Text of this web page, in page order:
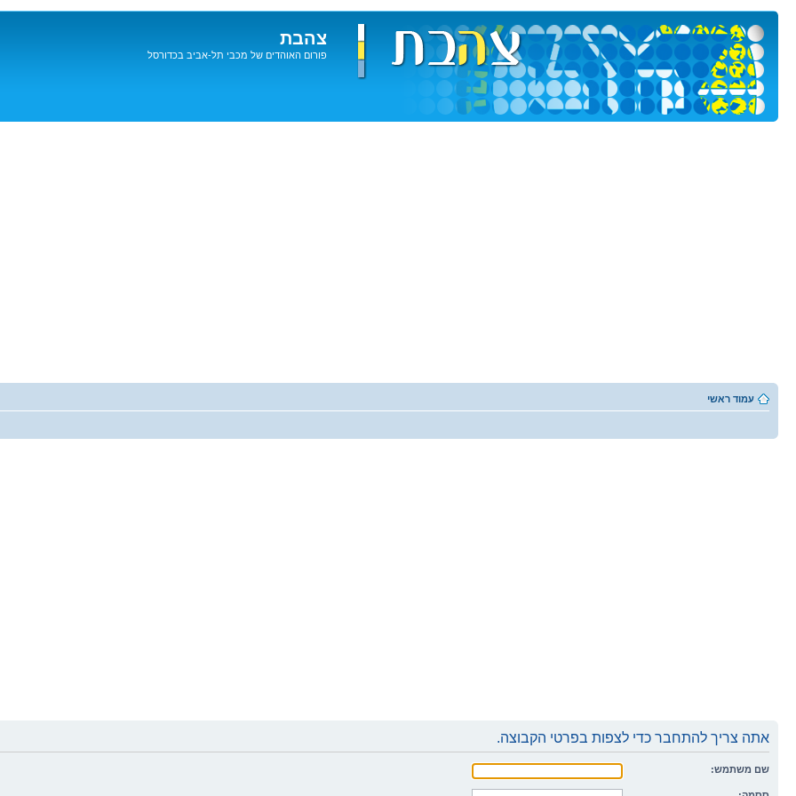
צהבת
פורום האוהדים של מכבי תל-אביב בכדורסל
עמוד ראשי
אתה צריך להתחבר כדי לצפות בפרטי הקבוצה.
שם משתמש: